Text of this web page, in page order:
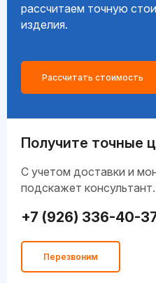
рассчитаем точную
изделия.
Рассчитать стоимость
Получите точные
C учетом доставки и
подскажет
+7 (926) 336-40-
Перезвоним